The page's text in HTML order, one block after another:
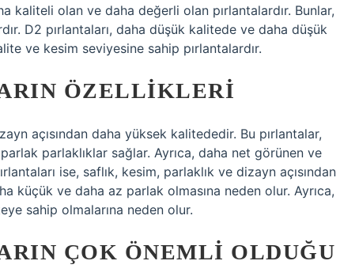
kaliteli olan ve daha değerli olan pırlantalardır. Bunlar,
D2 pırlantaları, daha düşük kalitede ve daha düşük
ve kesim seviyesine sahip pırlantalardır.
ÖZELLIKLERI
açısından daha yüksek kalitededir. Bu pırlantalar,
parlaklıklar sağlar. Ayrıca, daha net görünen ve
ise, saflık, kesim, parlaklık ve dizayn açısından
küçük ve daha az parlak olmasına neden olur. Ayrıca,
sahip olmalarına neden olur.
ÇOK ÖNEMLI OLDUĞU